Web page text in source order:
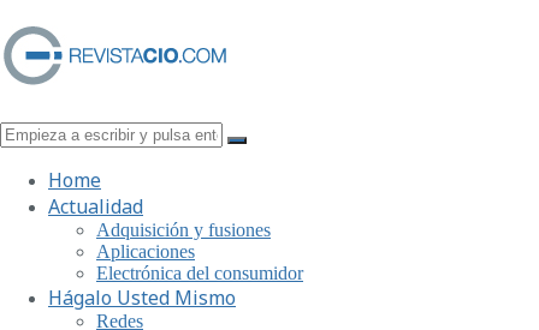
Home
Actualidad
Adquisición y fusiones
Aplicaciones
Electrónica del consumidor
Hágalo Usted Mismo
Redes